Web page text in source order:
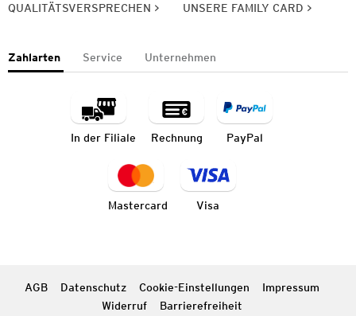
QUALITÄTSVERSPRECHEN UNSERE FAMILY CARD
Zahlarten Service Unternehmen
In der Filiale Rechnung PayPal
Mastercard Visa
AGB Datenschutz Cookie-Einstellungen
Impressum
Widerruf
Barrierefreiheit